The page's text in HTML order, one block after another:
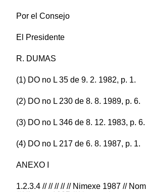
Por el Consejo
El Presidente
R. DUMAS
(1) DO no L 35 de 9. 2. 1982, p. 1.
(2) DO no L 230 de 8. 8. 1989, p. 6.
(3) DO no L 346 de 8. 12. 1983, p. 6.
(4) DO no L 217 de 6. 8. 1987, p. 1.
ANEXO I
1.2.3.4 // // // // // Nimexe 1987 //